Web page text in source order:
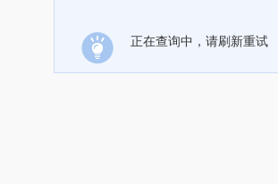
正在查询中，请刷新重试